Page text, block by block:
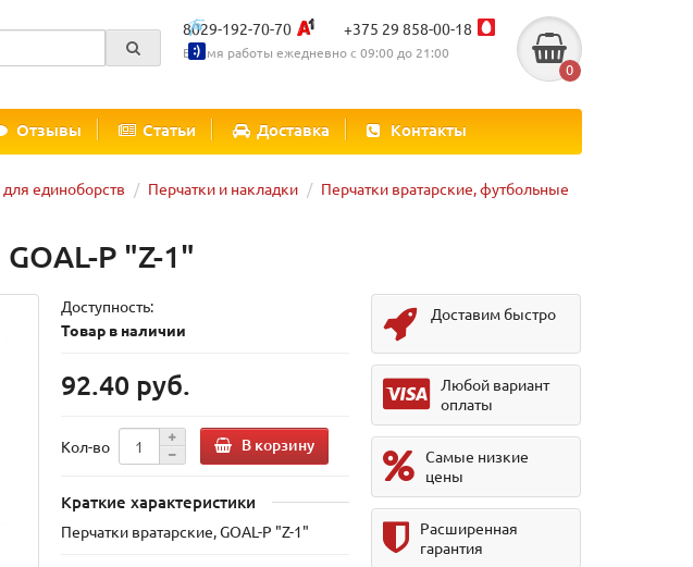
8029-192-70-70 +375 29 858-00-18
Время работы ежедневно с 09:00 до 21:00
0
Отзывы Статьи Доставка Контакты
единоборств Перчатки и накладки
Перчатки вратарские, футбольные
P "Z-1"
Доступность:
Товар в наличии
92.40 руб.
Кол-во В корзину
Краткие характеристики
Перчатки вратарские, GOAL-P "Z-1"
Доставим быстро
Любой вариант
оплаты
Самые низкие
цены
Расширенная
гарантия